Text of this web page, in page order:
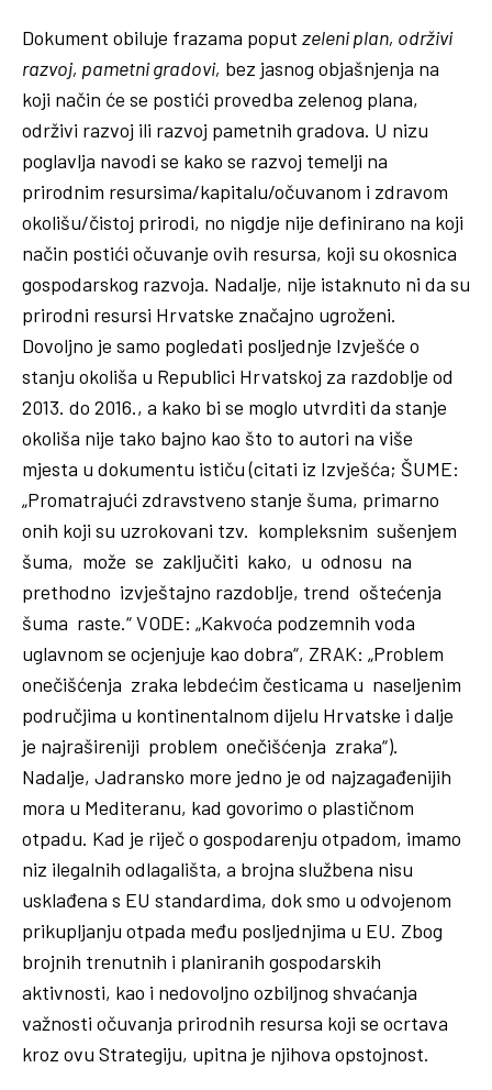
Dokument obiluje frazama poput zeleni plan, održivi
razvoj, pametni gradovi, bez jasnog objašnjenja na
koji način će se postići provedba zelenog plana,
održivi razvoj ili razvoj pametnih gradova. U nizu
poglavlja navodi se kako se razvoj temelji na
prirodnim resursima/kapitalu/očuvanom i zdravom
okolišu/čistoj prirodi, no nigdje nije definirano na koji
način postići očuvanje ovih resursa, koji su okosnica
gospodarskog razvoja. Nadalje, nije istaknuto ni da su
prirodni resursi Hrvatske značajno ugroženi.
Dovoljno je samo pogledati posljednje Izvješće o
stanju okoliša u Republici Hrvatskoj za razdoblje od
2013. do 2016., a kako bi se moglo utvrditi da stanje
okoliša nije tako bajno kao što to autori na više
mjesta u dokumentu ističu (citati iz Izvješća; ŠUME:
„Promatrajući zdravstveno stanje šuma, primarno
onih koji su uzrokovani tzv. kompleksnim sušenjem
šuma, može se zaključiti kako, u odnosu na
prethodno izvještajno razdoblje, trend oštećenja
šuma raste.“ VODE: „Kakvoća podzemnih voda
uglavnom se ocjenjuje kao dobra“, ZRAK: „Problem
onečišćenja zraka lebdećim česticama u naseljenim
područjima u kontinentalnom dijelu Hrvatske i dalje
je najrašireniji problem onečišćenja zraka“).
Nadalje, Jadransko more jedno je od najzagađenijih
mora u Mediteranu, kad govorimo o plastičnom
otpadu. Kad je riječ o gospodarenju otpadom, imamo
niz ilegalnih odlagališta, a brojna službena nisu
usklađena s EU standardima, dok smo u odvojenom
prikupljanju otpada među posljednjima u EU. Zbog
brojnih trenutnih i planiranih gospodarskih
aktivnosti, kao i nedovoljno ozbiljnog shvaćanja
važnosti očuvanja prirodnih resursa koji se ocrtava
kroz ovu Strategiju, upitna je njihova opstojnost.